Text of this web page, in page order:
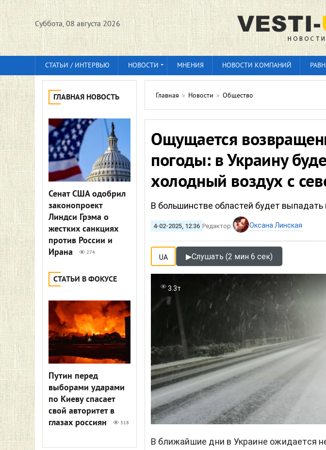
Суббота, 08 августа 2026
СТАТЬИ / ИНТЕРВЬЮ НОВОСТИ МНЕНИЯ НОВОСТИ КОМПАНИЙ
ГЛАВНАЯ НОВОСТЬ
Сенат США одобрил
законопроект
Линдси Грэма о
жестких санкциях
против России и
Ирана
274
СТАТЬИ В ФОКУСЕ
Путин перед
выборами ударами
по Киеву спасает
свой авторитет в
глазах россиян
318
Главная » Новости » Общество
Ощущается
погоды: в Украину
холодный воздух с
В большинстве областей будет выпадать
4-02-2025, 12:36 Редактор: Оксана Линская
UA ▶Слушать (2 мин 6 сек)
3.3т
В ближайшие дни в Украине ожидается